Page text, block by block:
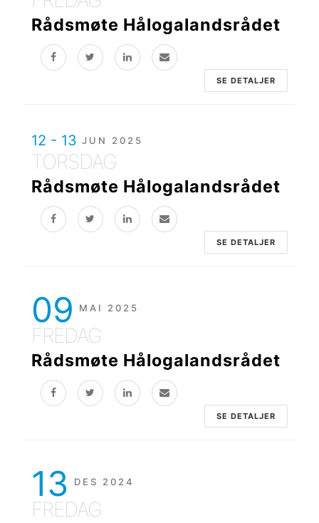
Rådsmøte Hålogalandsrådet
SE DETALJER
12 - 13 JUN 2025
TORSDAG
Rådsmøte Hålogalandsrådet
SE DETALJER
09 MAI 2025
FREDAG
Rådsmøte Hålogalandsrådet
SE DETALJER
13 DES 2024
FREDAG